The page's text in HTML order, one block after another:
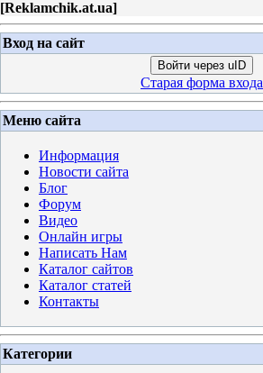
[Reklamchik.at.ua]
Вход на сайт
Войти через uID
Старая форма входа
Меню сайта
Информация
Новости сайта
Блог
Форум
Видео
Онлайн игры
Написать Нам
Каталог сайтов
Каталог статей
Контакты
Категории